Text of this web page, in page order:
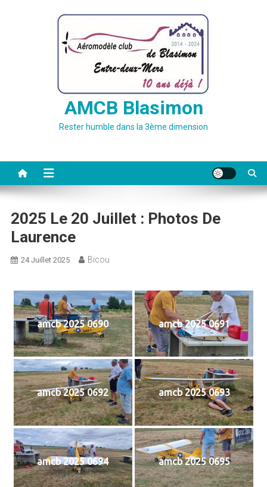
AMCB Blasimon
Rester humble dans la 3ème dimension
2025 Le 20 Juillet : Photos De
Laurence
24 Juillet 2025 Bicou
amcb 2025 0690 amcb 2025 0691
amcb 2025 0692 amcb 2025 0693
amcb 2025 0694 amcb 2025 0695